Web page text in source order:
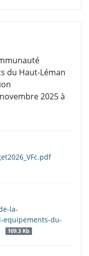
du Haut-Léman
2025 à
la-
equipements-du-
109.3 Kb